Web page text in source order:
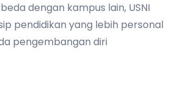
dengan kampus lain, USNI
pendidikan yang lebih personal
pengembangan diri